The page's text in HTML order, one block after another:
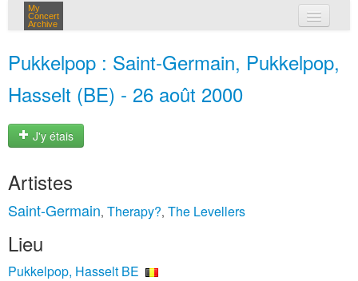
My
Concert
Archive
Pukkelpop : Saint-Germain, Pukkelpop,
Hasselt (BE) - 26 août 2000
J'y étais
Artistes
Saint-Germain, Therapy?, The Levellers
Lieu
Pukkelpop, Hasselt BE